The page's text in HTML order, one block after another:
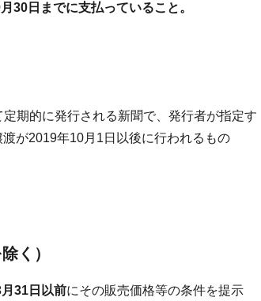
30日までに支払っていること。
期的に発行される新聞で、発行者が指定す
が2019年10月1日以後に行われるもの
く）
31日以前にその販売価格等の条件を提示